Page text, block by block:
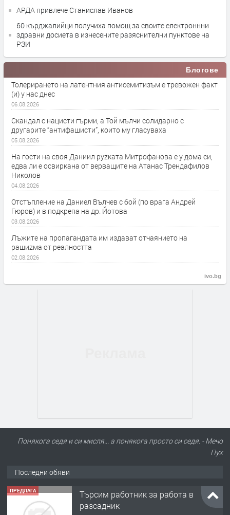
АРДА привлече Станислав Иванов
60 кърджалийци получиха помощ за своите електроннни
здравни досиета в изнесените разяснителни пунктове на
РЗИ
Блогове
Толерирането на латентния антисемитизъм е тревожен факт
(и) у нас днес
06.08.2026
Скандал с нацисти гърми, а Той мълчи солидарно с
другарите “антифашисти”, които му гласуваха
05.08.2026
На гости на своя Даниил руzката Митрофанова е у дома си,
едва ли е освиркана от верващите на Атанас Трендафилов
Николов
04.08.2026
Отстъпление на Даниел Вълчев с бой (по врага Андрей
Гюров) и в подкрепа на др. Йотова
03.08.2026
Лъжите на пропагандата им издават отчаянието на
рашиzма от реалността
02.08.2026
ivo.bg
Понякога седя и си мисля... а понякога просто си седя. - Мечо
Пух
Последни обяви
ПРЕДЛАГА
Търсим работник за работа в
разсадник